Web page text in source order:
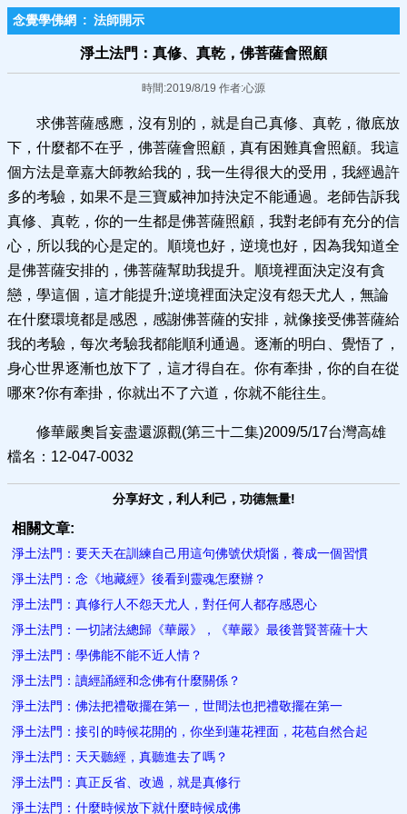
念覺學佛網 : 法師開示
淨土法門：真修、真乾，佛菩薩會照顧
時間:2019/8/19 作者:心源
求佛菩薩感應，沒有別的，就是自己真修、真乾，徹底放
下，什麼都不在乎，佛菩薩會照顧，真有困難真會照顧。我這
個方法是章嘉大師教給我的，我一生得很大的受用，我經過許
多的考驗，如果不是三寶威神加持決定不能通過。老師告訴我
真修、真乾，你的一生都是佛菩薩照顧，我對老師有充分的信
心，所以我的心是定的。順境也好，逆境也好，因為我知道全
是佛菩薩安排的，佛菩薩幫助我提升。順境裡面決定沒有貪
戀，學這個，這才能提升;逆境裡面決定沒有怨天尤人，無論
在什麼環境都是感恩，感謝佛菩薩的安排，就像接受佛菩薩給
我的考驗，每次考驗我都能順利通過。逐漸的明白、覺悟了，
身心世界逐漸也放下了，這才得自在。你有牽掛，你的自在從
哪來?你有牽掛，你就出不了六道，你就不能往生。
修華嚴奧旨妄盡還源觀(第三十二集)2009/5/17台灣高雄
檔名：12-047-0032
分享好文，利人利己，功德無量!
相關文章:
淨土法門：要天天在訓練自己用這句佛號伏煩惱，養成一個習慣
淨土法門：念《地藏經》後看到靈魂怎麼辦？
淨土法門：真修行人不怨天尤人，對任何人都存感恩心
淨土法門：一切諸法總歸《華嚴》，《華嚴》最後普賢菩薩十大
淨土法門：學佛能不​能不近人情？
淨土法門：讀經誦經和念佛有什麼關係？
淨土法門：佛法把禮敬擺在第一，世間法也把禮敬擺在第一
淨土法門：接引的時候花開的，你坐到蓮花裡面，花苞自然合起
淨土法門：天天聽經，真聽進去了嗎？
淨土法門：真正反省、改過，就是真修行
淨土法門：什麼時候放下就什麼時候成佛